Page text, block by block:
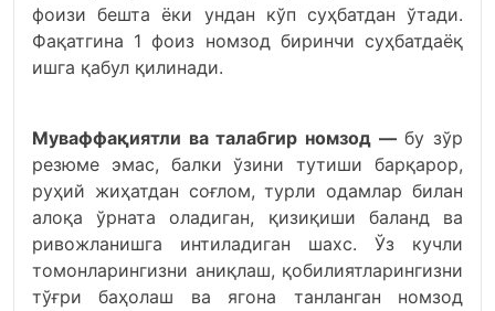
фоизи бешта ёки ундан кўп суҳбатдан ўтади.
Фақатгина 1 фоиз номзод биринчи суҳбатдаёқ
ишга қабул қилинади.
Муваффақиятли ва талабгир номзод —бу зўр
резюме эмас, балки ўзини тутиши барқарор,
руҳий жиҳатдан соғлом, турли одамлар билан
алоқа ўрната оладиган, қизиқиши баланд ва
ривожланишга интиладиган шахс. Ўз кучли
томонларингизни аниқлаш, қобилиятларингизни
тўғри баҳолаш ва ягона танланган номзод